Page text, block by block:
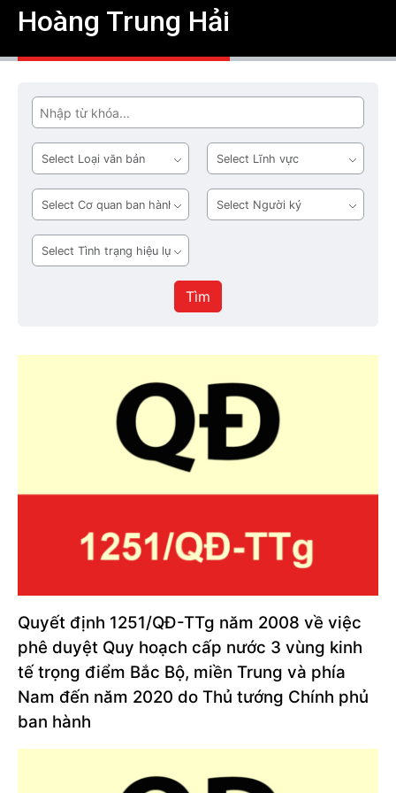
Hoàng Trung Hải
Tìm
Loại
văn
bản
Lĩnh
vực
Cơ
quan
ban
hành
Người
ký
Tình
trạng
Tìm
Quyết định 1251/QĐ-TTg năm 2008 về việc
phê duyệt Quy hoạch cấp nước 3 vùng kinh
tế trọng điểm Bắc Bộ, miền Trung và phía
Nam đến năm 2020 do Thủ tướng Chính phủ
ban hành